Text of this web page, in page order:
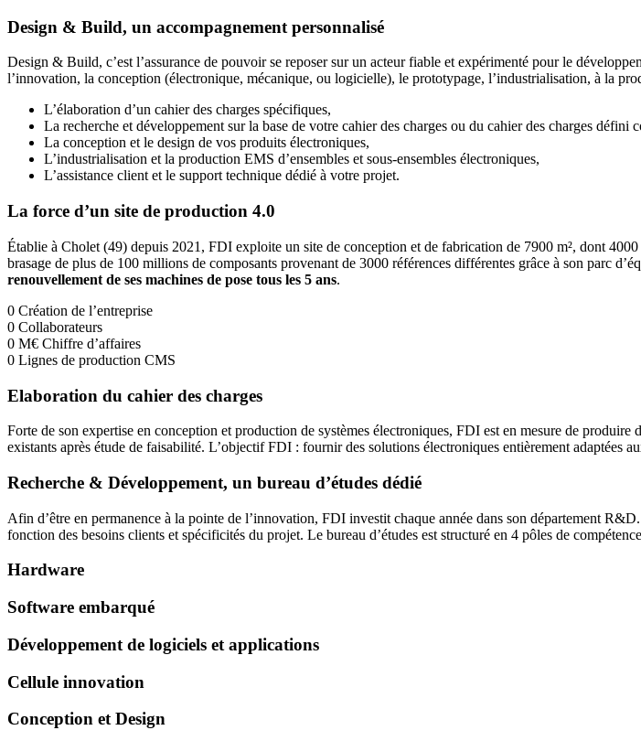
Design & Build, un accompagnement personnalisé
Design & Build, c’est l’assurance de pouvoir se reposer sur un acteur fiable et expérimenté pour le
l’innovation, la conception (électronique, mécanique, ou logicielle), le prototypage, l’industrialisation, à la
L’élaboration d’un cahier des charges spécifiques,
La recherche et développement sur la base de votre cahier des charges ou du cahier des charges défini
La conception et le design de vos produits électroniques,
L’industrialisation et la production EMS d’ensembles et sous-ensembles électroniques,
L’assistance client et le support technique dédié à votre projet.
La force d’un site de production 4.0
Établie à Cholet (49) depuis 2021, FDI exploite un site de conception et de fabrication de 7900 m², dont
brasage de plus de 100 millions de composants provenant de 3000 références différentes grâce à son parc
renouvellement de ses machines de pose tous les 5 ans.
0 Création de l’entreprise
0 Collaborateurs
0 M€ Chiffre d’affaires
0 Lignes de production CMS
Elaboration du cahier des charges
Forte de son expertise en conception et production de systèmes électroniques, FDI est en mesure de
existants après étude de faisabilité. L’objectif FDI : fournir des solutions électroniques entièrement adaptées
Recherche & Développement, un bureau d’études dédié
Afin d’être en permanence à la pointe de l’innovation, FDI investit chaque année dans son département
fonction des besoins clients et spécificités du projet. Le bureau d’études est structuré en 4 pôles de
Hardware
Software embarqué
Développement de logiciels et applications
Cellule innovation
Conception et Design